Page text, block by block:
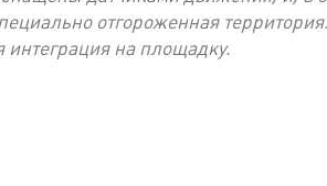
отгороженная
интеграция на площадку.